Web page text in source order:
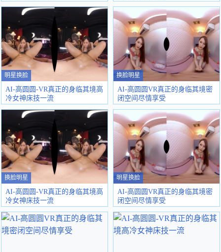
明星换脸
AI-高圆圆-VR真正的身临其境高
冷女神床技一流
换脸明星
AI-高圆圆VR真正的身临其境密
闭空间尽情享受
换脸明星
AI-高圆圆-VR真正的身临其境高
冷女神床技一流
明星换脸
AI-高圆圆VR真正的身临其境密
闭空间尽情享受